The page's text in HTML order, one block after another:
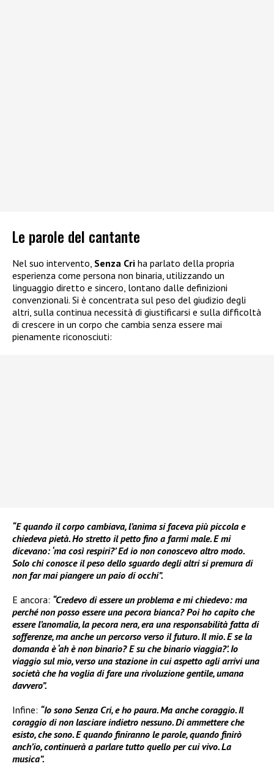
Le parole del cantante
Nel suo intervento, Senza Cri ha parlato della propria
esperienza come persona non binaria, utilizzando un
linguaggio diretto e sincero, lontano dalle definizioni
convenzionali. Si è concentrata sul peso del giudizio degli
altri, sulla continua necessità di giustificarsi e sulla difficoltà
di crescere in un corpo che cambia senza essere mai
pienamente riconosciuti:
“E quando il corpo cambiava, l’anima si faceva più piccola e
chiedeva pietà. Ho stretto il petto fino a farmi male. E mi
dicevano: ‘ma così respiri?’ Ed io non conoscevo altro modo.
Solo chi conosce il peso dello sguardo degli altri si premura di
non far mai piangere un paio di occhi”.
E ancora: “Credevo di essere un problema e mi chiedevo: ma
perché non posso essere una pecora bianca? Poi ho capito che
essere l’anomalia, la pecora nera, era una responsabilità fatta di
sofferenze, ma anche un percorso verso il futuro. Il mio. E se la
domanda è ‘ah è non binario? E su che binario viaggia?’. Io
viaggio sul mio, verso una stazione in cui aspetto agli arrivi una
società che ha voglia di fare una rivoluzione gentile, umana
davvero”.
Infine: “Io sono Senza Cri, e ho paura. Ma anche coraggio. Il
coraggio di non lasciare indietro nessuno. Di ammettere che
esisto, che sono. E quando finiranno le parole, quando finirò
anch’io, continuerà a parlare tutto quello per cui vivo. La
musica”.